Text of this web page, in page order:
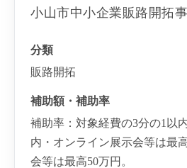
小山市中小企業販路開拓
分類
販路開拓
補助額・補助率
補助率：対象経費の3分の1以
内・オンライン展示会等は最
会等は最高50万円。